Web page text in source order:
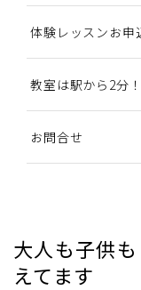
体験レッスンお申
教室は駅から2分！
お問合せ
大人も子供
えてます